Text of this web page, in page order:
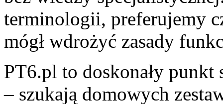
terminologii, preferujemy
mógł wdrożyć zasady
PT6.pl to doskonały
– szukają domowych